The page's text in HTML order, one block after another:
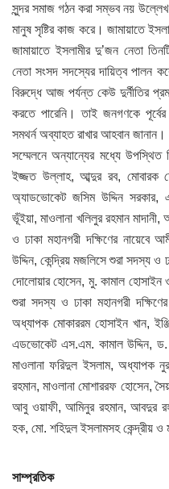
সুন্দর সমাজ গঠন করা সম্ভব নয় উল্লেখ
মানুষ সৃষ্টির কাজ করে। জামায়াতে
জামায়াতে ইসলামীর দু’জন নেতা
নেতা সংসদ সদস্যের দায়িত্ব পালন
বিরুদ্ধে আজ পর্যন্ত কেউ দুর্নীতির
করতে পারেনি। তাই জনগণকে পূর্বের
সমথর্ন অব্যাহত রাখার আহবান জানান।
সম্মেলনে অন্যান্যের মধ্যে উপস্থিত
ইজ্জত উল্লাহ, আব্দুর রব, মোবারক
অ্যাডভোকেট জসিম উদ্দিন
ভূঁইয়া, মাওলানা খলিলুর রহমান
ও ঢাকা মহানগরী দক্ষিণের
উদ্দিন, কেন্দ্রিয় মজলিসে শুরা সদস্য ও
দোলোয়ার হোসেন, মু. কামাল হোসাইন
শুরা সদস্য ও ঢাকা মহানগরী
অধ্যাপক মোকাররম হোসাইন খান,
এডভোকেট এস.এম. কামাল উদ্দিন, ড.
মাওলানা ফরিদুল ইসলাম, অধ্যাপক
রহমান, মাওলানা মোশাররফ হোসেন,
আবু ওয়াফী, আমিনুর রহমান, আবদুর
হক, মো. শহিদুল ইসলামসহ কেন্দ্রীয় ও
সাম্প্রতিক